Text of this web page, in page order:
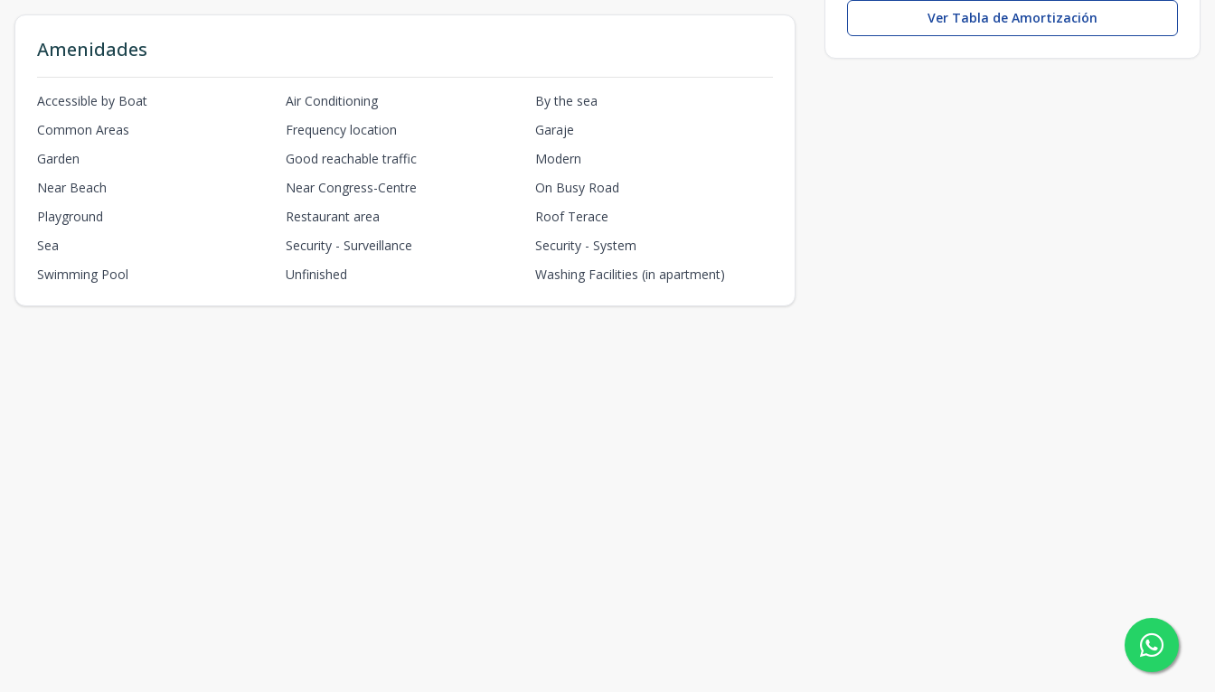
Amenidades
Accessible by Boat Air Conditioning
By the sea
Common Areas
Frequency location
Garaje
Garden
Good reachable traffic
Modern
Near Beach
Near Congress-Centre
On Busy Road
Playground
Restaurant area
Roof Terace
Sea
Security - Surveillance
Security - System
Swimming Pool
Unfinished Washing Facilities (in apartment)
Ver Tabla de Amortización